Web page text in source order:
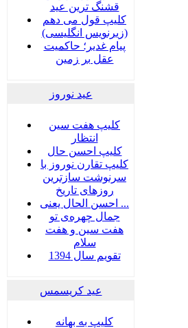
قشنگ ترین عید
کلیپ قول می دهم
(زیرنویس انگلیسی)
پیام غدیر؛ حاکمیت
عقل بر زمین
عید نوروز
کلیپ هفت سین
انتظار
کلیپ احسن حال
کلیپ تقارن نوروز با
سرنوشت سازترین
روزهای تاریخ
احسن الحال یعنی ...
جمال چهره‌ی تو
هفت سين و هفت
سلام
تقویم سال 1394
عید کریسمس
کلیپ به بهانه